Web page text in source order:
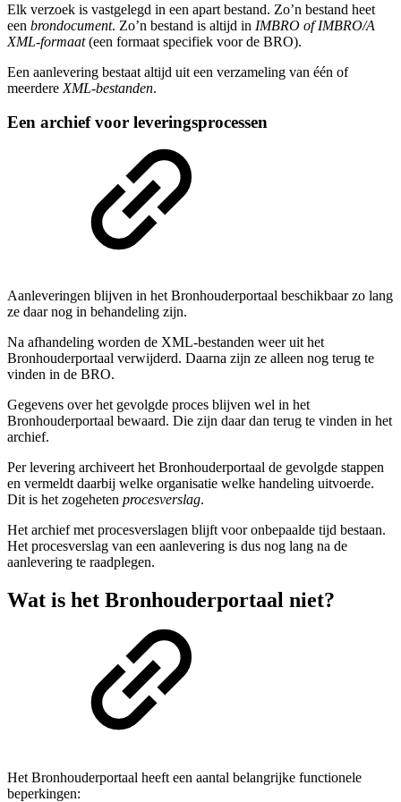
Elk verzoek is vastgelegd in een apart bestand. Zo’n bestand heet
een brondocument. Zo’n bestand is altijd in IMBRO of IMBRO/A
XML-formaat(een formaat specifiek voor de BRO).
Een aanlevering bestaat altijd uit een verzameling van één of
meerdere XML-bestanden.
Een archief voor leveringsprocessen
Aanleveringen blijven in het Bronhouderportaal beschikbaar zo lang
ze daar nog in behandeling zijn.
Na afhandeling worden de XML-bestanden weer uit het
Bronhouderportaal verwijderd. Daarna zijn ze alleen nog terug te
vinden in de BRO.
Gegevens over het gevolgde proces blijven wel in het
Bronhouderportaal bewaard. Die zijn daar dan terug te vinden in het
archief.
Per levering archiveert het Bronhouderportaal de gevolgde stappen
en vermeldt daarbij welke organisatie welke handeling uitvoerde.
Dit is het zogeheten procesverslag.
Het archief met procesverslagen blijft voor onbepaalde tijd bestaan.
Het procesverslag van een aanlevering is dus nog lang na de
aanlevering te raadplegen.
Wat is het Bronhouderportaal niet?
Het Bronhouderportaal heeft een aantal belangrijke functionele
beperkingen: